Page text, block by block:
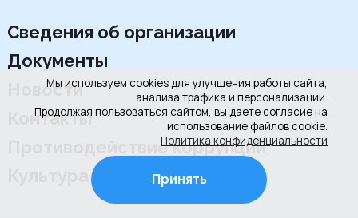
Мы используем cookies для улучшения работы сайта,
анализа трафика и персонализации.
Продолжая пользоваться сайтом, вы даете согласие на
использование файлов cookie.
Политика конфиденциальности
Принять
Сведения об организации
Документы
Новости
Контакты
Противодействие коррупции
Культура РФ